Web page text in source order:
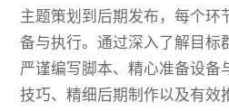
主题策划到后期发布，每个环
备与执行。通过深入了解目标
严谨编写脚本、精心准备设备
技巧、精细后期制作以及有效